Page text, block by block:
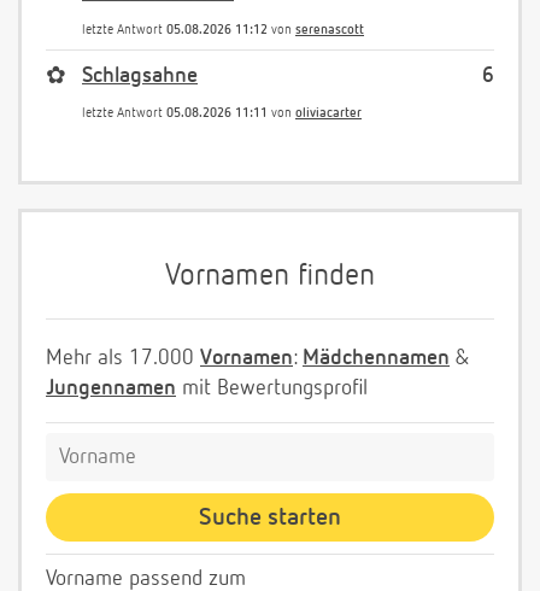
letzte Antwort 05.08.2026 11:12 von serenascott
6
✿ Schlagsahne
letzte Antwort 05.08.2026 11:11 von oliviacarter
Vornamen finden
Mehr als 17.000 Vornamen: Mädchennamen &
Jungennamen mit Bewertungsprofil
Vorname passend zum